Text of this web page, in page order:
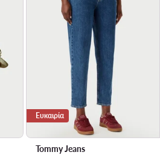
Ευκαιρία
Tommy Jeans